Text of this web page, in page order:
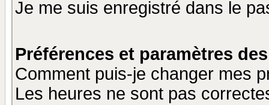
Je me suis enregistré dans le
Préférences et paramètres
Comment puis-je changer mes
Les heures ne sont pas